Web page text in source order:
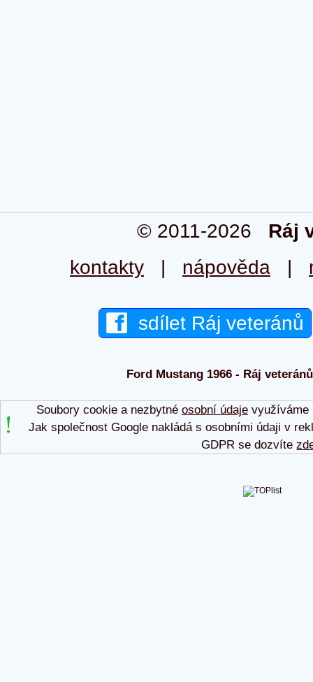
© 2011-2026 Ráj
kontakty | nápověda |
sdílet Ráj veteránů
Ford Mustang 1966 - Ráj
Soubory cookie a nezbytné osobní údajevyužíváme
Jak společnost Google nakládá s osobními údaji v
GDPR se dozvíte